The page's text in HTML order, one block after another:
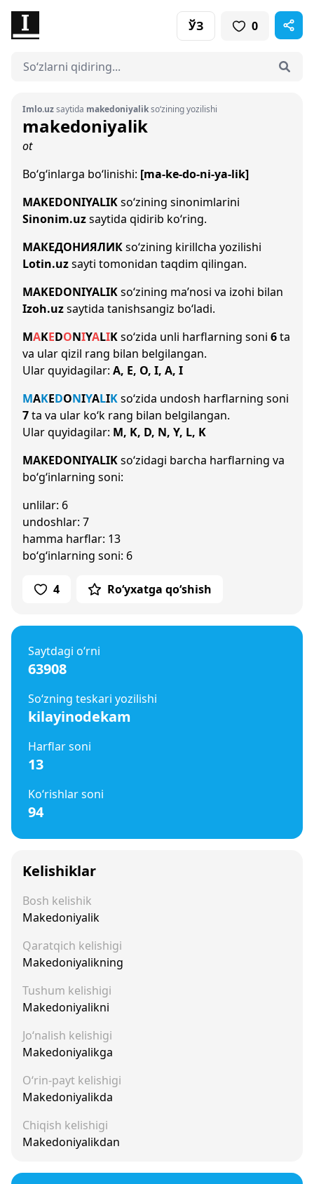
ЎЗ 0
Imlo.uzsaytida makedoniyalikso‘zining yozilishi
makedoniyalik
ot
Bo‘g‘inlarga bo‘linishi: [ma-ke-do-ni-ya-lik]
MAKEDONIYALIKso‘zining sinonimlarini
Sinonim.uzsaytida qidirib ko‘ring.
МАКЕДОНИЯЛИКso‘zining kirillcha yozilishi
Lotin.uzsayti tomonidan taqdim qilingan.
MAKEDONIYALIKso‘zining ma’nosi va izohi bilan
Izoh.uzsaytida tanishsangiz bo‘ladi.
MAKEDONIYALIKso‘zida unli harflarning soni 6ta
va ular qizil rang bilan belgilangan.
Ular quyidagilar: A, E, O, I, A, I
MAKEDONIYALIKso‘zida undosh harflarning soni
7ta va ular ko‘k rang bilan belgilangan.
Ular quyidagilar: M, K, D, N, Y, L, K
MAKEDONIYALIKso‘zidagi barcha harflarning va
bo‘g‘inlarning soni:
unlilar: 6
undoshlar: 7
hamma harflar: 13
bo‘g‘inlarning soni: 6
4 Ro‘yxatga qo‘shish
Saytdagi o‘rni
63908
So‘zning teskari yozilishi
kilayinodekam
Harflar soni
13
Ko‘rishlar soni
94
Kelishiklar
Bosh kelishik
Makedoniyalik
Qaratqich kelishigi
Makedoniyalikning
Tushum kelishigi
Makedoniyalikni
Jo‘nalish kelishigi
Makedoniyalikga
O‘rin-payt kelishigi
Makedoniyalikda
Chiqish kelishigi
Makedoniyalikdan